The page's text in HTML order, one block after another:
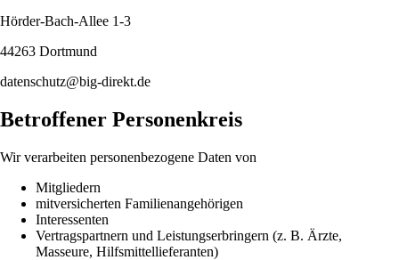
Hörder-Bach-Allee 1-3
44263 Dortmund
datenschutz@big-direkt.de
Betroffener Personenkreis
Wir verarbeiten personenbezogene Daten von
Mitgliedern
mitversicherten Familienangehörigen
Interessenten
Vertragspartnern und Leistungserbringern (z. B. Ärzte,
Masseure, Hilfsmittellieferanten)